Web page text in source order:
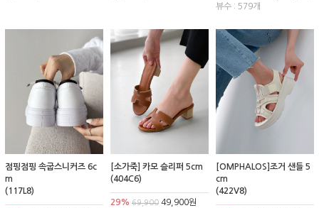
뷰수 : 579개
점핑점핑 속굽스니커즈 6c
m
(117L8)
[소가죽] 카모 슬리퍼 5cm
(404C6)
29% 69,90049,900원
[OMPHALOS]조거 샌들 5
cm
(422V8)